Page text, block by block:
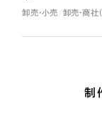
卸売・小売 卸売・商社
制